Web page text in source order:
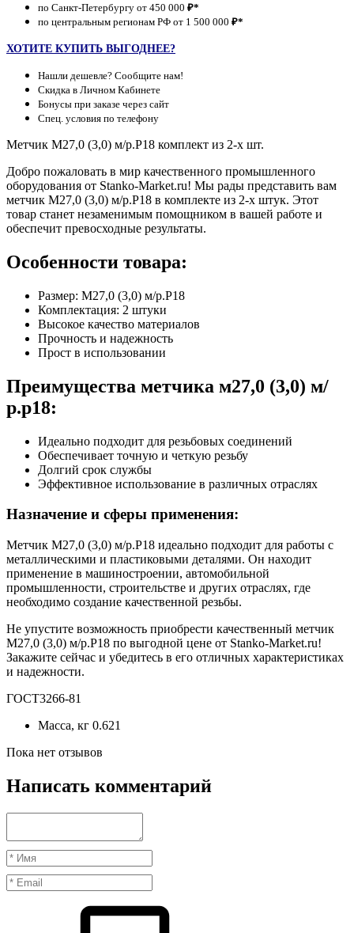
по Санкт-Петербургу от 450 000 ₽*
по центральным регионам РФ от 1 500 000 ₽*
ХОТИТЕ КУПИТЬ ВЫГОДНЕЕ?
Нашли дешевле? Сообщите нам!
Скидка в Личном Кабинете
Бонусы при заказе через сайт
Спец. условия по телефону
Метчик М27,0 (3,0) м/р.Р18 комплект из 2-х шт.
Добро пожаловать в мир качественного промышленного
оборудования от Stanko-Market.ru! Мы рады представить вам
метчик М27,0 (3,0) м/р.Р18 в комплекте из 2-х штук. Этот
товар станет незаменимым помощником в вашей работе и
обеспечит превосходные результаты.
Особенности товара:
Размер: М27,0 (3,0) м/р.Р18
Комплектация: 2 штуки
Высокое качество материалов
Прочность и надежность
Прост в использовании
Преимущества метчика м27,0 (3,0) м/
р.р18:
Идеально подходит для резьбовых соединений
Обеспечивает точную и четкую резьбу
Долгий срок службы
Эффективное использование в различных отраслях
Назначение и сферы применения:
Метчик М27,0 (3,0) м/р.Р18 идеально подходит для работы с
металлическими и пластиковыми деталями. Он находит
применение в машиностроении, автомобильной
промышленности, строительстве и других отраслях, где
необходимо создание качественной резьбы.
Не упустите возможность приобрести качественный метчик
М27,0 (3,0) м/р.Р18 по выгодной цене от Stanko-Market.ru!
Закажите сейчас и убедитесь в его отличных характеристиках
и надежности.
ГОСТ3266-81
Масса, кг 0.621
Пока нет отзывов
Написать комментарий